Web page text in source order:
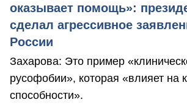
оказывает помощь»:
сделал агрессивное
России
Захарова: Это пример
русофобии», которая «влияет на
способности».